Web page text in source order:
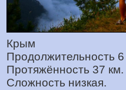
Крым
Продолжительность
Протяжённость 37 км.
Сложность низкая.